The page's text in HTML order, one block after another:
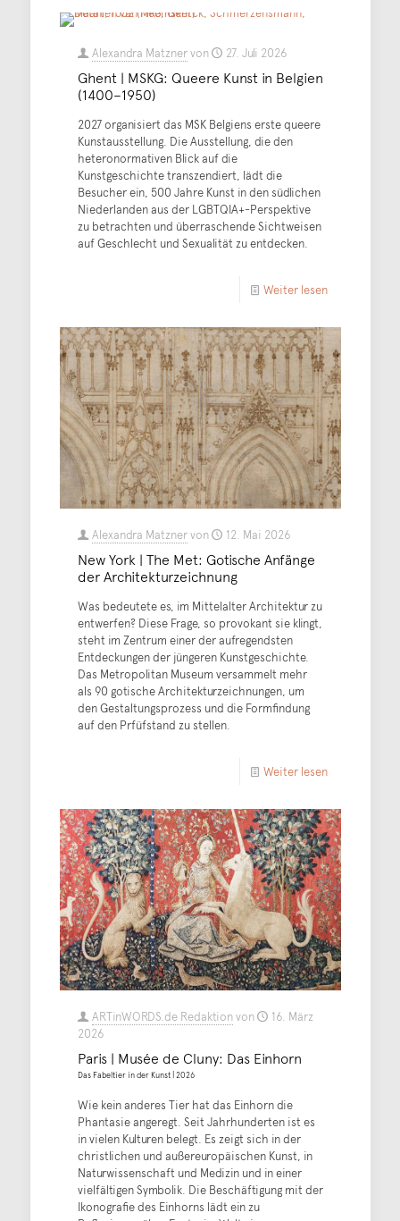
Alexandra Matznervon 27. Juli 2026
Ghent | MSKG: Queere Kunst in Belgien
(1400–1950)
2027 organisiert das MSK Belgiens erste queere
Kunstausstellung. Die Ausstellung, die den
heteronormativen Blick auf die
Kunstgeschichte transzendiert, lädt die
Besucher ein, 500 Jahre Kunst in den südlichen
Niederlanden aus der LGBTQIA+-Perspektive
zu betrachten und überraschende Sichtweisen
auf Geschlecht und Sexualität zu entdecken.
Weiter lesen
Alexandra Matznervon 12. Mai 2026
New York | The Met: Gotische Anfänge
der Architekturzeichnung
Was bedeutete es, im Mittelalter Architektur zu
entwerfen? Diese Frage, so provokant sie klingt,
steht im Zentrum einer der aufregendsten
Entdeckungen der jüngeren Kunstgeschichte.
Das Metropolitan Museum versammelt mehr
als 90 gotische Architekturzeichnungen, um
den Gestaltungsprozess und die Formfindung
auf den Prfüfstand zu stellen.
Weiter lesen
ARTinWORDS.de Redaktionvon
16. März
2026
Paris | Musée de Cluny: Das Einhorn
Das Fabeltier in der Kunst | 2026
Wie kein anderes Tier hat das Einhorn die
Phantasie angeregt. Seit Jahrhunderten ist es
in vielen Kulturen belegt. Es zeigt sich in der
christlichen und außereuropäischen Kunst, in
Naturwissenschaft und Medizin und in einer
vielfältigen Symbolik. Die Beschäftigung mit der
Ikonografie des Einhorns lädt ein zu